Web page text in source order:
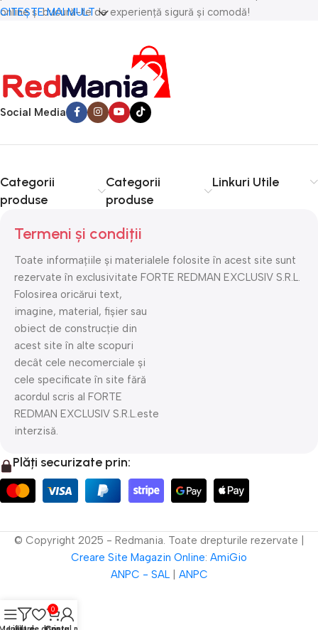
online și bucură-te de experiență sigură și comodă!
CITEȘTE MAI MULT
Social Media
Categorii
produse
Categorii
produse
Linkuri Utile
Termeni și condiții
Toate informațiile și materialele folosite în acest site sunt
rezervate în exclusivitate FORTE REDMAN EXCLUSIV S.R.L.
Folosirea oricărui text,
imagine, material, fișier sau
obiect de construcție din
acest site în alte scopuri
decât cele necomerciale și
cele specificate în site fără
acordul scris al FORTE
REDMAN EXCLUSIV S.R.L.este
interzisă.
Plăți securizate prin:
© Copyright 2025 - Redmania. Toate drepturile rezervate |
Creare Site Magazin Online: AmiGio
ANPC - SAL| ANPC
0